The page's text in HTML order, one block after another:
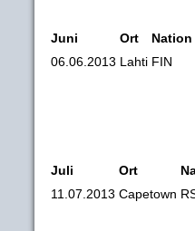
Juni Ort Nation
06.06.2013 Lahti FIN
Juli Ort
11.07.2013 Capetown